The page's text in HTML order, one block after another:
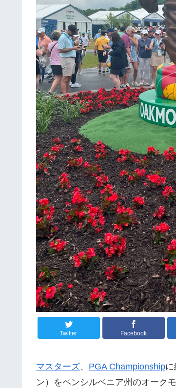
Twitter Facebook
マスターズ、 PGA Championship
ン）をペンシルベニア州のオーク